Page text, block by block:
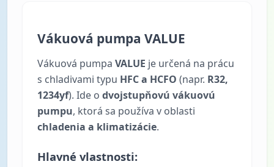
Vákuová pumpa VALUE
Vákuová pumpa VALUE je určená na prácu
s chladivami typu HFC a HCFO (napr. R32,
1234yf). Ide o dvojstupňovú vákuovú
pumpu, ktorá sa používa v oblasti
chladenia a klimatizácie.
Hlavné vlastnosti: